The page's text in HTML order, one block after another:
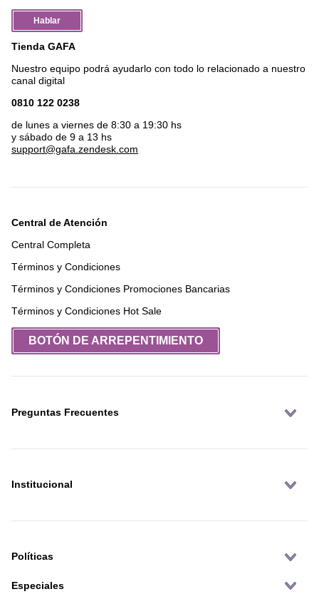
Hablar
Tienda GAFA
Nuestro equipo podrá ayudarlo con todo lo relacionado a nuestro
canal digital
0810 122 0238
de lunes a viernes de 8:30 a 19:30 hs
y sábado de 9 a 13 hs
support@gafa.zendesk.com
Central de Atención
Central Completa
Términos y Condiciones
Términos y Condiciones Promociones Bancarias
Términos y Condiciones Hot Sale
BOTÓN DE ARREPENTIMIENTO
Preguntas Frecuentes
Institucional
Políticas
Especiales